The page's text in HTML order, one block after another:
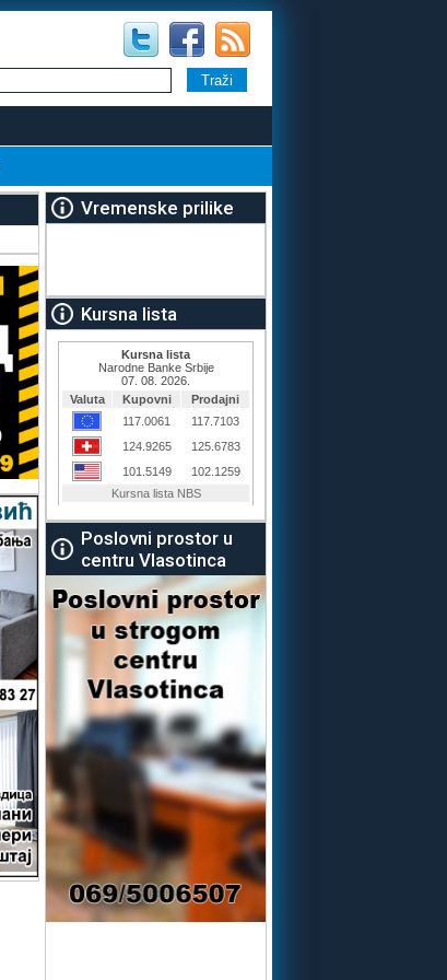
Vremenske prilike
Kursna lista
Poslovni prostor u
centru Vlasotinca